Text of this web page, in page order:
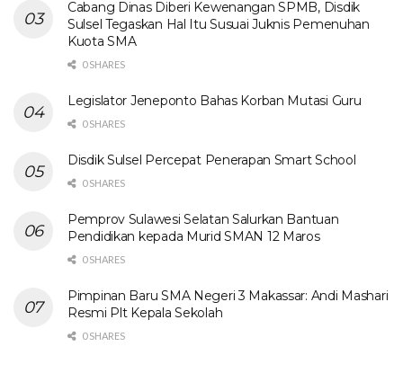
Cabang Dinas Diberi Kewenangan SPMB, Disdik
Sulsel Tegaskan Hal Itu Susuai Juknis Pemenuhan
Kuota SMA
0 SHARES
Legislator Jeneponto Bahas Korban Mutasi Guru
0 SHARES
Disdik Sulsel Percepat Penerapan Smart School
0 SHARES
Pemprov Sulawesi Selatan Salurkan Bantuan
Pendidikan kepada Murid SMAN 12 Maros
0 SHARES
Pimpinan Baru SMA Negeri 3 Makassar: Andi Mashari
Resmi Plt Kepala Sekolah
0 SHARES